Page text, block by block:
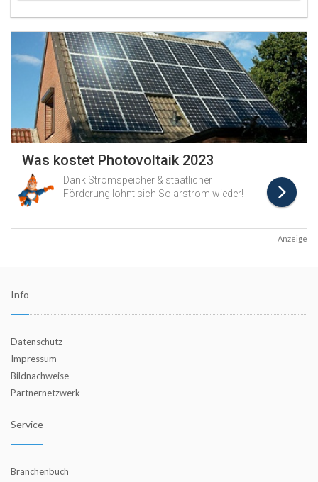
Anzeige
Info
Datenschutz
Impressum
Bildnachweise
Partnernetzwerk
Service
Branchenbuch